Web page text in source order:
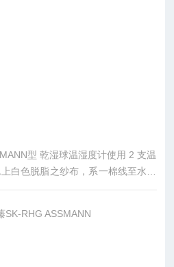
型 乾湿球温湿度计使用 2 支温
白色脱脂之纱布，系一棉线至水盂
之蒸馏水经棉线至纱布处，浸湿感
SK-RHG ASSMANN